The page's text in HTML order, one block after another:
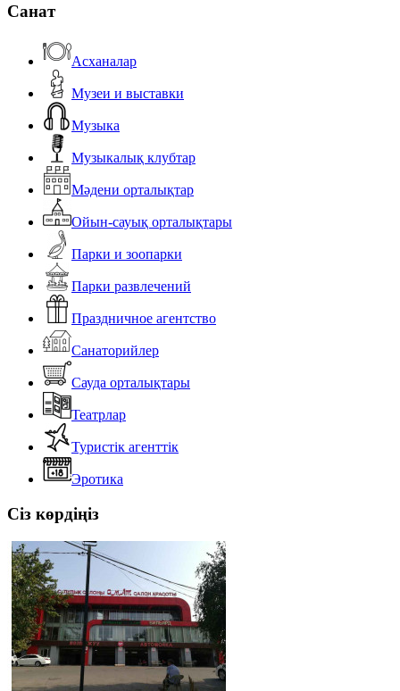
Санат
Асханалар
Музеи и выставки
Музыка
Музыкалық клубтар
Мәдени орталықтар
Ойын-сауық орталықтары
Парки и зоопарки
Парки развлечений
Праздничное агентство
Санаторийлер
Сауда орталықтары
Театрлар
Туристік агенттік
Эротика
Сіз көрдіңіз